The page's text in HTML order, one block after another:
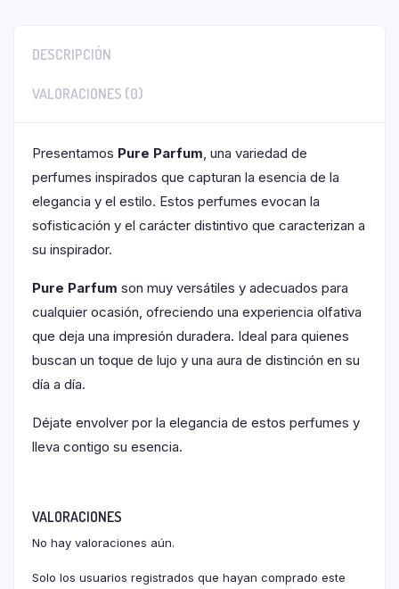
DESCRIPCIÓN
VALORACIONES (0)
Presentamos Pure Parfum , una variedad de
perfumes inspirados que capturan la esencia de la
elegancia y el estilo. Estos perfumes evocan la
sofisticación y el carácter distintivo que caracterizan a
su inspirador.
Pure Parfum son muy versátiles y adecuados para
cualquier ocasión, ofreciendo una experiencia olfativa
que deja una impresión duradera. Ideal para quienes
buscan un toque de lujo y una aura de distinción en su
día a día.
Déjate envolver por la elegancia de estos perfumes y
lleva contigo su esencia.
VALORACIONES
No hay valoraciones aún.
Solo los usuarios registrados que hayan comprado este